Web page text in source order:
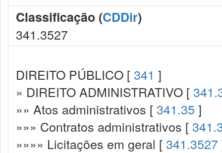
Classificação (CDDir)
341.3527
DIREITO PÚBLICO [ 341 ]
» DIREITO ADMINISTRATIVO [
»» Atos administrativos [ 341.35 ]
»»» Contratos administrativos [
»»»» Licitações em geral [ 341.3527